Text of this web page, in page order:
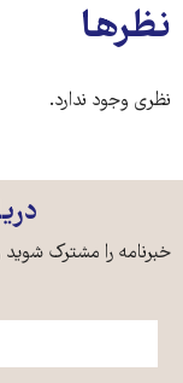
نظرها
نظری وجود ندارد.
خبرنامه را مشترک شوید